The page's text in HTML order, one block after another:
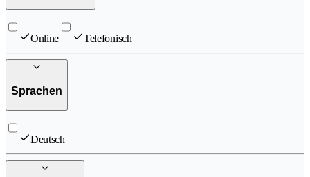
Online Telefonisch
Sprachen
Deutsch